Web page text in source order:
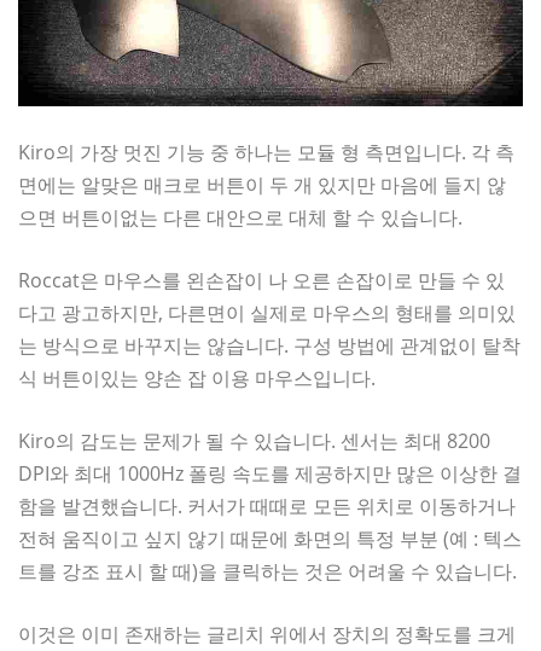
Kiro의 가장 멋진 기능 중 하나는 모듈 형 측면입니다. 각 측
면에는 알맞은 매크로 버튼이 두 개 있지만 마음에 들지 않
으면 버튼이없는 다른 대안으로 대체 할 수 있습니다.
Roccat은 마우스를 왼손잡이 나 오른 손잡이로 만들 수 있
다고 광고하지만, 다른면이 실제로 마우스의 형태를 의미있
는 방식으로 바꾸지는 않습니다. 구성 방법에 관계없이 탈착
식 버튼이있는 양손 잡 이용 마우스입니다.
Kiro의 감도는 문제가 될 수 있습니다. 센서는 최대 8200
DPI와 최대 1000Hz 폴링 속도를 제공하지만 많은 이상한 결
함을 발견했습니다. 커서가 때때로 모든 위치로 이동하거나
전혀 움직이고 싶지 않기 때문에 화면의 특정 부분 (예 : 텍스
트를 강조 표시 할 때)을 클릭하는 것은 어려울 수 있습니다.
이것은 이미 존재하는 글리치 위에서 장치의 정확도를 크게